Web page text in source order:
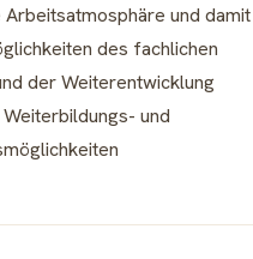
Arbeitsatmosphäre und damit
des fachlichen
der Weiterentwicklung
und